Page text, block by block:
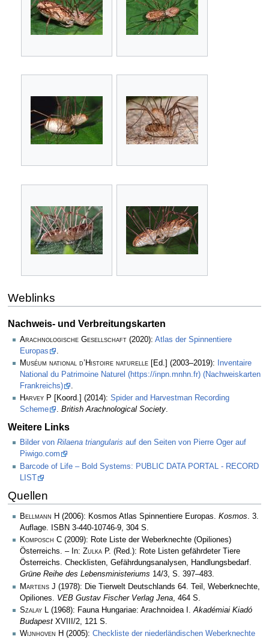
Weblinks
Nachweis- und Verbreitungskarten
Arachnologische Gesellschaft (2020): Atlas der Spinnentiere
Europas
.
Muséum national d’Histoire naturelle [Ed.] (2003–2019):
Inventaire
National du Patrimoine Naturel (https://inpn.mnhn.fr) (Nachweiskarten
Frankreichs)
.
Harvey P [Koord.] (2014): Spider and Harvestman Recording
Scheme
. British Arachnological Society.
Weitere Links
Bilder von Rilaena triangularis auf den Seiten von Pierre Oger auf
Piwigo.com
Barcode of Life – Bold Systems: PUBLIC DATA PORTAL - RECORD
LIST
Quellen
Bellmann H (2006): Kosmos Atlas Spinnentiere Europas. Kosmos. 3.
Auflage. ISBN 3-440-10746-9, 304 S.
Komposch C (2009): Rote Liste der Weberknechte (Opiliones)
Österreichs. – In: Zulka P. (Red.): Rote Listen gefährdeter Tiere
Österreichs. Checklisten, Gefährdungsanalysen, Handlungsbedarf.
Grüne Reihe des Lebensministeriums 14/3, S. 397–483.
Martens J (1978): Die Tierwelt Deutschlands 64. Teil, Weberknechte,
Opiliones. VEB Gustav Fischer Verlag Jena , 464 S.
Szalay L (1968): Fauna Hungariae: Arachnoidea I.Akadémiai Kiadó
Budapest XVIII/2, 121 S.
Wijnhoven H (2005): Checkliste der niederländischen Weberknechte